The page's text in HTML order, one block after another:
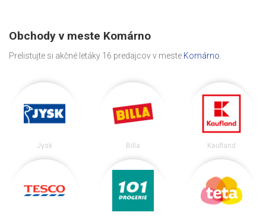
Obchody v meste Komárno
Prelistujte si akčné letáky 16 predajcov v meste Komárno
Jysk Billa Kaufland